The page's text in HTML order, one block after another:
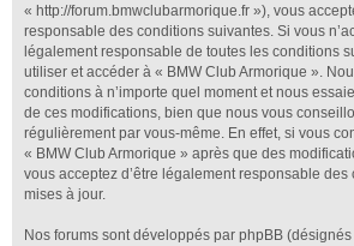
« http://forum.bmwclubarmorique.fr »), vous
responsable des conditions suivantes. Si vous
légalement responsable de toutes les conditions
utiliser et accéder à « BMW Club Armorique ».
conditions à n’importe quel moment et nous
de ces modifications, bien que nous vous
régulièrement par vous-même. En effet, si vous
« BMW Club Armorique » après que des
vous acceptez d’être légalement responsable
mises à jour.
Nos forums sont développés par phpBB